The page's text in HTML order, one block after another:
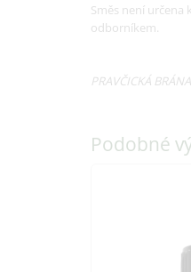
Směs není
odborníkem.
PRAVČICKÁ
Podobné